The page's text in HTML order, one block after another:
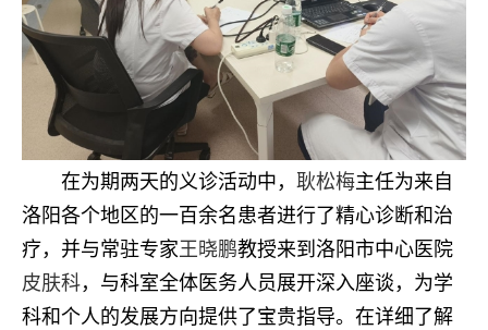
在为期两天的义诊活动中， 耿松梅主任为来自
洛阳各个地区的一百余名患者进行了精心诊断和治
疗，并与常驻专家王晓鹏教授来到洛阳市中心医院
皮肤科，与科室全体医务人员展开深入座谈，为学
科和个人的发展方向提供了宝贵指导。在详细了解